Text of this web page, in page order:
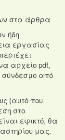
στα άρθρα
ήδη
εργασίας
αρχείο pdf,
σύνδεσμο από
(αυτό που
στο
εφικτό, θα
μας.